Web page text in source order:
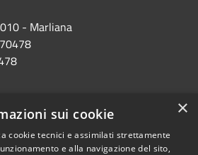
- Marliana
×
sui cookie
cookie tecnici e assimilati strettamente
e alla navigazione del sito,